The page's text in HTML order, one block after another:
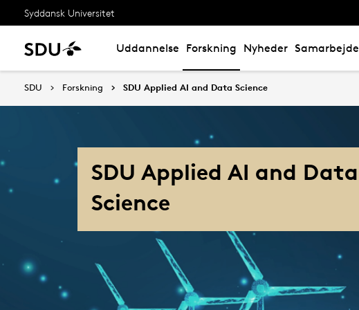
Syddansk Universitet
Uddannelse Forskning Nyheder Samarbejde
SDU Forskning SDU Applied AI and Data Science
SDU Applied AI and Data
Science